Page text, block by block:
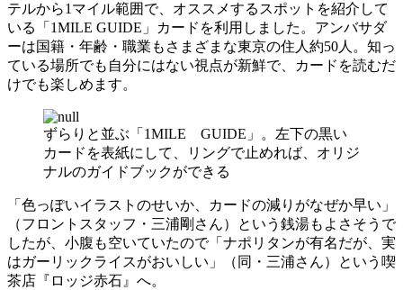
テルから1マイル範囲で、オススメするスポットを紹介して
いる「1MILE GUIDE」カードを利用しました。アンバサダ
ーは国籍・年齢・職業もさまざまな東京の住人約50人。知っ
ている場所でも自分にはない視点が新鮮で、カードを読むだ
けでも楽しめます。
ずらりと並ぶ「1MILE GUIDE」。左下の黒い
カードを表紙にして、リングで止めれば、オリジ
ナルのガイドブックができる
「色っぽいイラストのせいか、カードの減りがなぜか早い」
（フロントスタッフ・三浦剛さん）という銭湯もよさそうで
したが、小腹も空いていたので「ナポリタンが有名だが、実
はガーリックライスがおいしい」（同・三浦さん）という喫
茶店『ロッジ赤石』へ。